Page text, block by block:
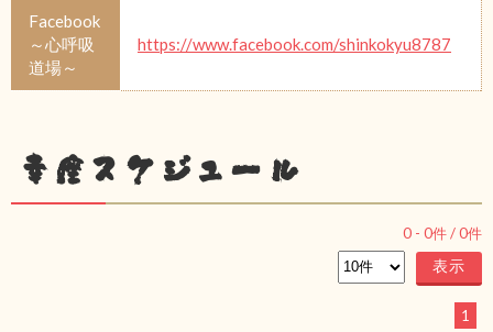
Facebook
～心呼吸
道場～
https://www.facebook.com/shinkokyu8787
幸座スケジュール
0 - 0件 /0件
1